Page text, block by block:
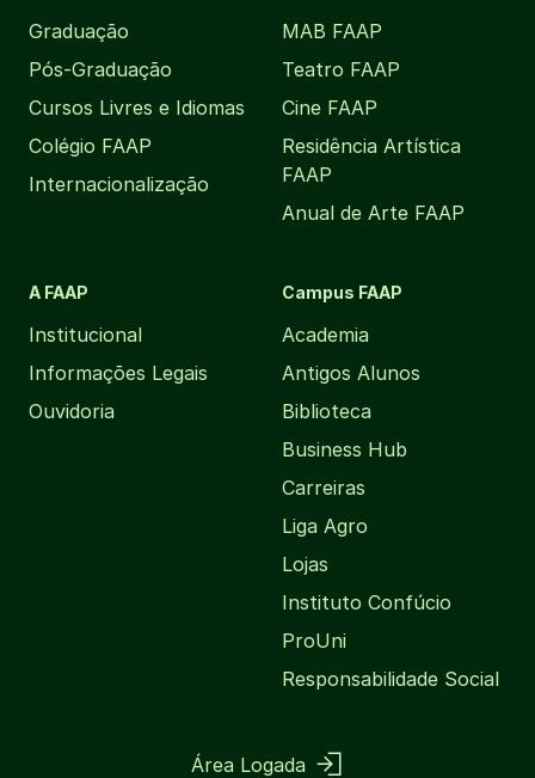
Graduação
Pós-Graduação
Cursos Livres e Idiomas
Colégio FAAP
Internacionalização
MAB FAAP
Teatro FAAP
Cine FAAP
Residência Artística
FAAP
Anual de Arte FAAP
A FAAP
Institucional
Informações Legais
Ouvidoria
Campus FAAP
Academia
Antigos Alunos
Biblioteca
Business Hub
Carreiras
Liga Agro
Lojas
Instituto Confúcio
ProUni
Responsabilidade Social
Área Logada